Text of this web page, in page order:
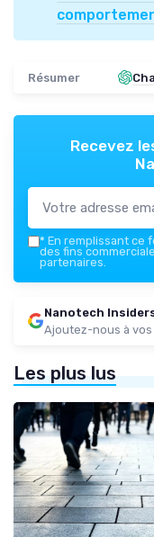
Résumer
Recevez
* En remplissant ce
des fins
partenaires.
Nanotech
Ajoutez-nous à
Les plus lus